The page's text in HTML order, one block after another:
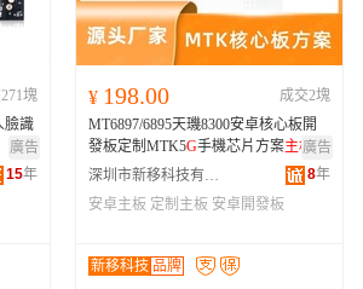
塊
臉識
廣告
15年
¥ 198.00
成交2塊
MT6897/6895天璣8300安卓核心板開
發板定制MTK5G手機芯片方案主板廣告
深圳市新移科技有限公司
8年
安卓主板 定制主板 安卓開發板
新移科技 品牌